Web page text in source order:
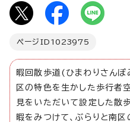
ページID 1023975
暇回散歩道(ひまわりさんぽ
区の特色を生かした歩行者
見をいただいて設定した散歩
暇をみつけて、ぶらりと南